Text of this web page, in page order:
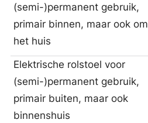
(semi-)permanent gebruik,
primair binnen, maar ook om
het huis
Elektrische rolstoel voor
(semi-)permanent gebruik,
primair buiten, maar ook
binnenshuis